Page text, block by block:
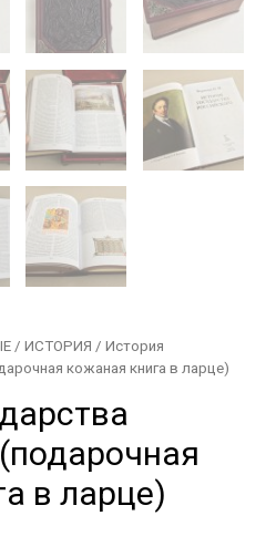
/ ИСТОРИЯ / История
кожаная книга в ларце)
в ларце)